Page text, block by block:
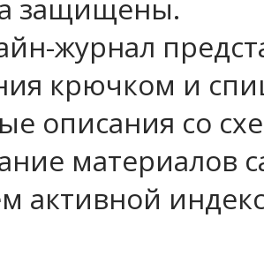
защищены.
журнал
крючком и
описания со
материалов
активной